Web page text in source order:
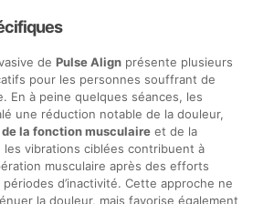
de Pulse Alignprésente plusieurs
pour les personnes souffrant de
En à peine quelques séances, les
une réduction notable de la douleur,
la fonction musculaireet de la
les vibrations ciblées contribuent à
musculaire après des efforts
d’inactivité. Cette approche ne
la douleur, mais favorise également